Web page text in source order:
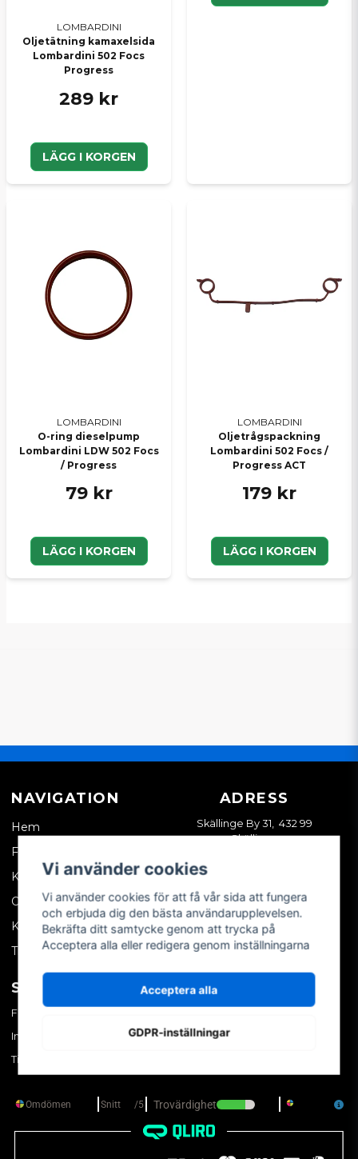
LOMBARDINI
Oljetätning kamaxelsida
Lombardini 502 Focs
Progress
289 kr
LÄGG I KORGEN
LOMBARDINI
O-ring dieselpump
Lombardini LDW 502 Focs
/ Progress
79 kr
LÄGG I KORGEN
LOMBARDINI
Oljetrågspackning
Lombardini 502 Focs /
Progress ACT
179 kr
LÄGG I KORGEN
NAVIGATION
Hem
Företagskund
Kontakta oss
Om oss
Köpvillkor
Tips & trix
ADRESS
Skällinge By 31, 432 99
Skällinge
SOCIALA MEDIER
Facebook
Instagram
TikTok
MITT KONTO
Skapa konto
Vi använder cookies
Vi använder cookies för att få vår sida att fungera
och erbjuda dig den bästa användarupplevelsen.
Bekräfta ditt samtycke genom att trycka på
Acceptera alla eller redigera genom inställningarna
Acceptera alla
GDPR-inställningar